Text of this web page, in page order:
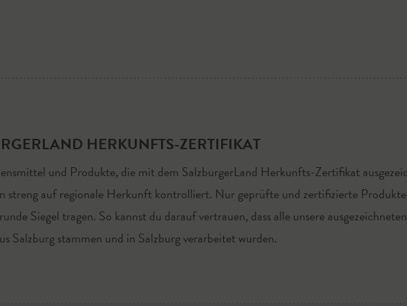
HERKUNFTS-ZERTIFIKAT
und Produkte, die mit dem SalzburgerLand Herkunfts-Zertifikat
streng auf regionale Herkunft kontrolliert. Nur geprüfte und zertifizierte Produkte
Siegel tragen. So kannst du darauf vertrauen, dass alle unsere ausgezeichneten
Salzburg stammen und in Salzburg verarbeitet wurden.